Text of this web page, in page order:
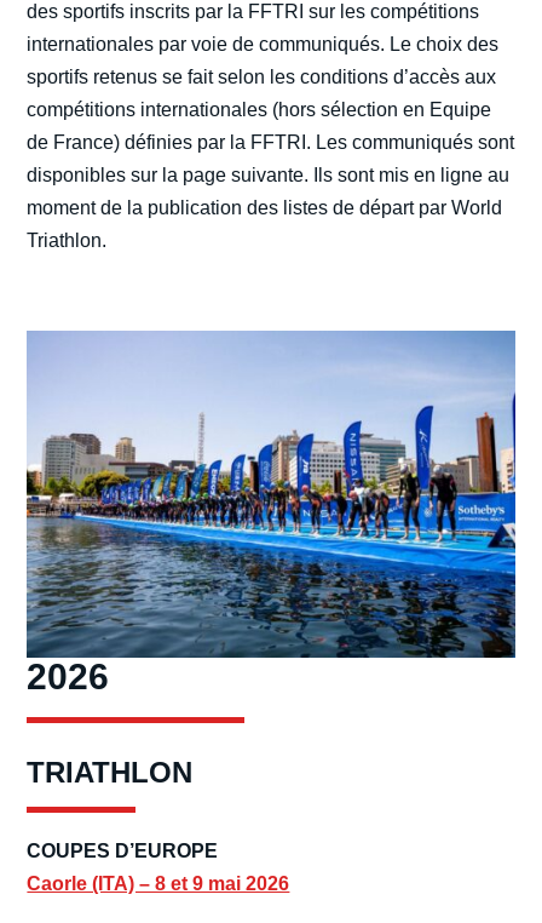
des sportifs inscrits par la FFTRI sur les compétitions
internationales par voie de communiqués. Le choix des
sportifs retenus se fait selon les conditions d’accès aux
compétitions internationales (hors sélection en Equipe
de France) définies par la FFTRI. Les communiqués sont
disponibles sur la page suivante. Ils sont mis en ligne au
moment de la publication des listes de départ par World
Triathlon.
2026
TRIATHLON
COUPES D’EUROPE
Caorle (ITA) – 8 et 9 mai 2026